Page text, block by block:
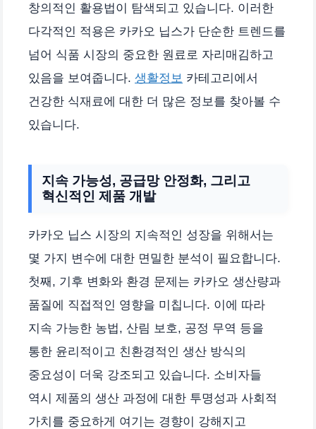
창의적인 활용법이 탐색되고 있습니다. 이러한
다각적인 적용은 카카오 닙스가 단순한 트렌드를
넘어 식품 시장의 중요한 원료로 자리매김하고
있음을 보여줍니다. 생활정보 카테고리에서
건강한 식재료에 대한 더 많은 정보를 찾아볼 수
있습니다.
지속 가능성, 공급망 안정화, 그리고
혁신적인 제품 개발
카카오 닙스 시장의 지속적인 성장을 위해서는
몇 가지 변수에 대한 면밀한 분석이 필요합니다.
첫째, 기후 변화와 환경 문제는 카카오 생산량과
품질에 직접적인 영향을 미칩니다. 이에 따라
지속 가능한 농법, 산림 보호, 공정 무역 등을
통한 윤리적이고 친환경적인 생산 방식의
중요성이 더욱 강조되고 있습니다. 소비자들
역시 제품의 생산 과정에 대한 투명성과 사회적
가치를 중요하게 여기는 경향이 강해지고